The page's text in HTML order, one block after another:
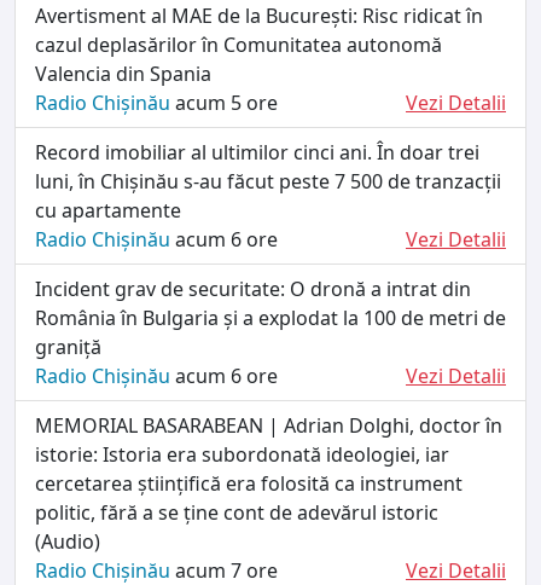
Avertisment al MAE de la București: Risc ridicat în
cazul deplasărilor în Comunitatea autonomă
Valencia din Spania
Radio Chișinău acum 5 ore
Vezi Detalii
Record imobiliar al ultimilor cinci ani. În doar trei
luni, în Chișinău s-au făcut peste 7 500 de tranzacții
cu apartamente
Radio Chișinău acum 6 ore
Vezi Detalii
Incident grav de securitate: O dronă a intrat din
România în Bulgaria și a explodat la 100 de metri de
graniță
Radio Chișinău acum 6 ore
Vezi Detalii
MEMORIAL BASARABEAN | Adrian Dolghi, doctor în
istorie: Istoria era subordonată ideologiei, iar
cercetarea științifică era folosită ca instrument
politic, fără a se ține cont de adevărul istoric
(Audio)
Radio Chișinău acum 7 ore
Vezi Detalii